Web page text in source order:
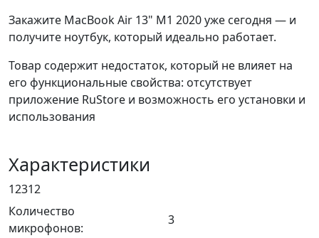
Закажите MacBook Air 13" M1 2020 уже сегодня — и
получите ноутбук, который идеально работает.
Товар содержит недостаток, который не влияет на
его функциональные свойства: отсутствует
приложение RuStore и возможность его установки и
использования
Характеристики
12312
Количество
микрофонов:
3